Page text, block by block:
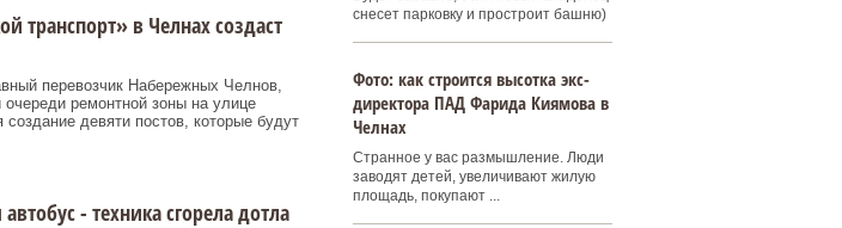
транспорт» в Челнах создаст
перевозчик Набережных Челнов,
ремонтной зоны на улице
девяти постов, которые будут
- техника сгорела дотла
снесет парковку и простроит башню)
Фото: как строится высотка экс-
директора ПАД Фарида Киямова в
Челнах
Странное у вас размышление. Люди
заводят детей, увеличивают жилую
площадь, покупают ...